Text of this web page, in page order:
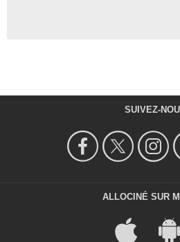
SUIVEZ-
ALLOCINÉ SUR